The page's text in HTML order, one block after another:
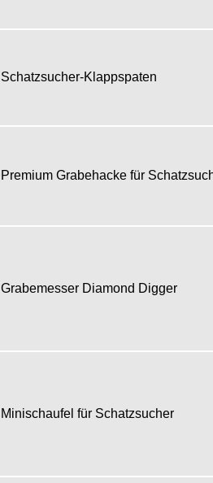
Schatzsucher-Klappspaten
Premium Grabehacke für
Grabemesser Diamond Digger
Minischaufel für Schatzsucher